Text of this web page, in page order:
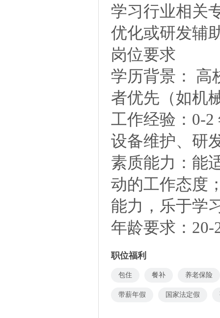
学习行业相关
优化或研发辅
岗位要求
学历背景： 高
者优先（如机
工作经验：0-
设备维护、研
素质能力：能
动的工作态度
能力，乐于学
年龄要求：20-
职位福利
包住 餐补 养老保险
带薪年假 国家法定假